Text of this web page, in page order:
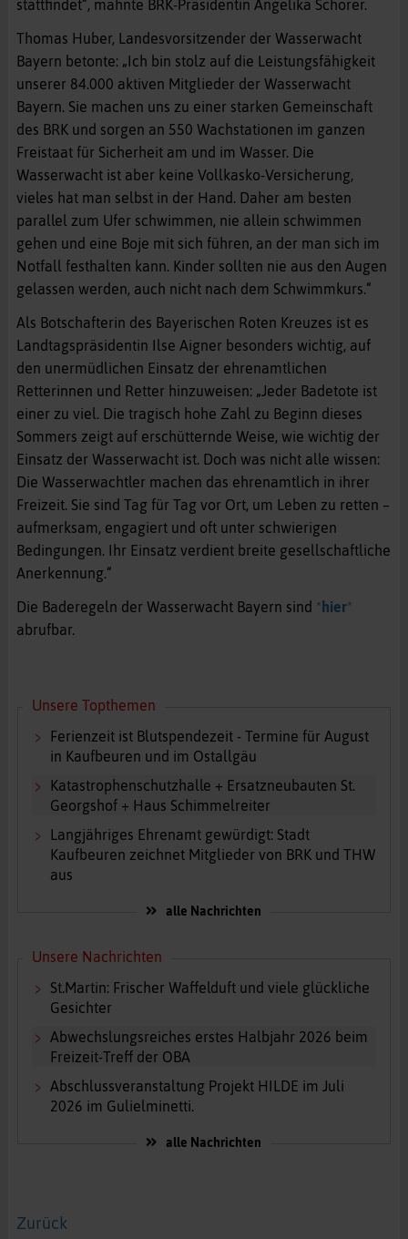
stattfindet“, mahnte BRK-Präsidentin Angelika Schorer.
Thomas Huber, Landesvorsitzender der Wasserwacht
Bayern betonte: „Ich bin stolz auf die Leistungsfähigkeit
unserer 84.000 aktiven Mitglieder der Wasserwacht
Bayern. Sie machen uns zu einer starken Gemeinschaft
des BRK und sorgen an 550 Wachstationen im ganzen
Freistaat für Sicherheit am und im Wasser. Die
Wasserwacht ist aber keine Vollkasko-Versicherung,
vieles hat man selbst in der Hand. Daher am besten
parallel zum Ufer schwimmen, nie allein schwimmen
gehen und eine Boje mit sich führen, an der man sich im
Notfall festhalten kann. Kinder sollten nie aus den Augen
gelassen werden, auch nicht nach dem Schwimmkurs.“
Als Botschafterin des Bayerischen Roten Kreuzes ist es
Landtagspräsidentin Ilse Aigner besonders wichtig, auf
den unermüdlichen Einsatz der ehrenamtlichen
Retterinnen und Retter hinzuweisen: „Jeder Badetote ist
einer zu viel. Die tragisch hohe Zahl zu Beginn dieses
Sommers zeigt auf erschütternde Weise, wie wichtig der
Einsatz der Wasserwacht ist. Doch was nicht alle wissen:
Die Wasserwachtler machen das ehrenamtlich in ihrer
Freizeit. Sie sind Tag für Tag vor Ort, um Leben zu retten –
aufmerksam, engagiert und oft unter schwierigen
Bedingungen. Ihr Einsatz verdient breite gesellschaftliche
Anerkennung.“
Die Baderegeln der Wasserwacht Bayern sind * hier*
abrufbar.
Unsere Topthemen
Ferienzeit ist Blutspendezeit - Termine für August
in Kaufbeuren und im Ostallgäu
Katastrophenschutzhalle + Ersatzneubauten St.
Georgshof + Haus Schimmelreiter
Langjähriges Ehrenamt gewürdigt: Stadt
Kaufbeuren zeichnet Mitglieder von BRK und THW
aus
alle Nachrichten
Unsere Nachrichten
St.Martin: Frischer Waffelduft und viele glückliche
Gesichter
Abwechslungsreiches erstes Halbjahr 2026 beim
Freizeit-Treff der OBA
Abschlussveranstaltung Projekt HILDE im Juli
2026 im Gulielminetti.
alle Nachrichten
Zurück